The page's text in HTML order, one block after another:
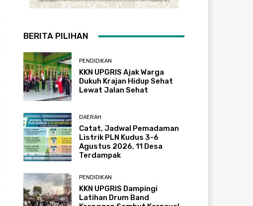
BERITA PILIHAN
PENDIDIKAN
KKN UPGRIS Ajak Warga
Dukuh Krajan Hidup Sehat
Lewat Jalan Sehat
DAERAH
Catat, Jadwal Pemadaman
Listrik PLN Kudus 3-6
Agustus 2026, 11 Desa
Terdampak
PENDIDIKAN
KKN UPGRIS Dampingi
Latihan Drum Band